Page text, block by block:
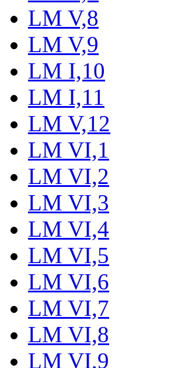
LM V,8
LM V,9
LM I,10
LM I,11
LM V,12
LM VI,1
LM VI,2
LM VI,3
LM VI,4
LM VI,5
LM VI,6
LM VI,7
LM VI,8
LM VI,9